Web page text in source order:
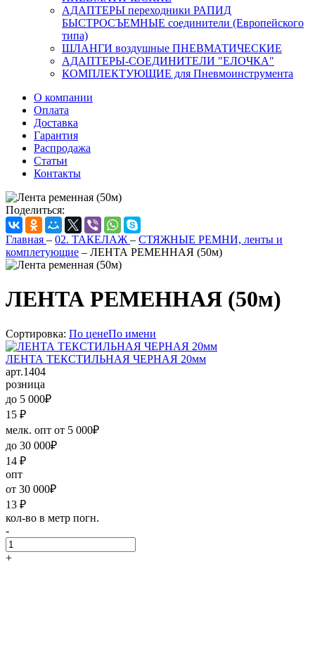
АДАПТЕРЫ переходники РАПИД
БЫСТРОСЪЕМНЫЕ соединители (Европейского
типа)
ШЛАНГИ воздушные ПНЕВМАТИЧЕСКИЕ
АДАПТЕРЫ-СОЕДИНИТЕЛИ "ЕЛОЧКА"
КОМПЛЕКТУЮЩИЕ для Пневмоинструмента
О компании
Оплата
Доставка
Гарантия
Распродажа
Статьи
Контакты
Поделиться:
Главная – 02. ТАКЕЛАЖ – СТЯЖНЫЕ РЕМНИ, ленты и
комплетующие – ЛЕНТА РЕМЕННАЯ (50м)
ЛЕНТА РЕМЕННАЯ (50м)
Сортировка: По ценеПо имени
ЛЕНТА ТЕКСТИЛЬНАЯ ЧЕРНАЯ 20мм
арт.1404
розница
до 5 000₽
15 ₽
мелк. опт от 5 000₽
до 30 000₽
14 ₽
опт
от 30 000₽
13 ₽
кол-во в метр погн.
-
+